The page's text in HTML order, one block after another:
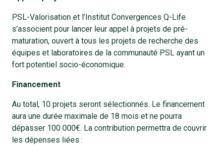
PSL-Valorisation et l’Institut Convergences Q-Life
s’associent pour lancer leur appel à projets de pré-
maturation, ouvert à tous les projets de recherche des
équipes et laboratoires de la communauté PSL ayant un
fort potentiel socio-économique.
Financement
Au total, 10 projets seront sélectionnés. Le financement
aura une durée maximale de 18 mois et ne pourra
dépasser 100 000€. La contribution permettra de couvrir
les dépenses liées :